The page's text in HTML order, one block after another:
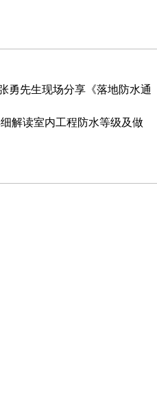
勇先生现场分享《落地防水通
解读室内工程防水等级及做